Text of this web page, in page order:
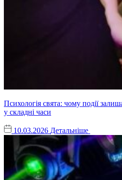
Психологія свята: чому події
у складні часи
10.03.2026 Детальніше